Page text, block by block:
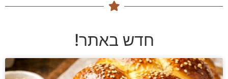
חדש באתר!